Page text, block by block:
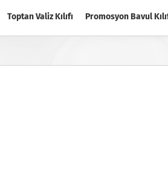
Toptan Valiz Kılıfı Promosyon Bavul